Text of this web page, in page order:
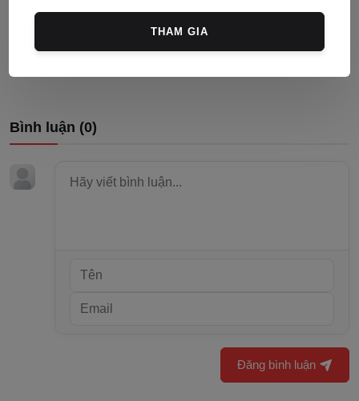
Người nước ngoài có được nhận ủy quyền đất đai
Bình luận (0)
Đăng bình luận
THAM GIA